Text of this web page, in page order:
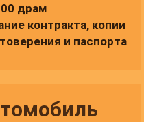
драм
контракта, копии
и паспортa